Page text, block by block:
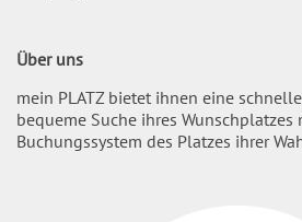
Über uns
mein PLATZ bietet ihnen eine
bequeme Suche ihres
Buchungssystem des Platzes ihrer